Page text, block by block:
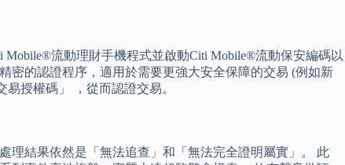
流動理財手機程式並啟動Citi Mobile®流動保安編碼以
密的認證程序，適用於需要更強大安全保障的交易 (例如新
授權碼」 ，從而認證交易。
理結果依然是「無法追查」和「無法完全證明屬實」。 此